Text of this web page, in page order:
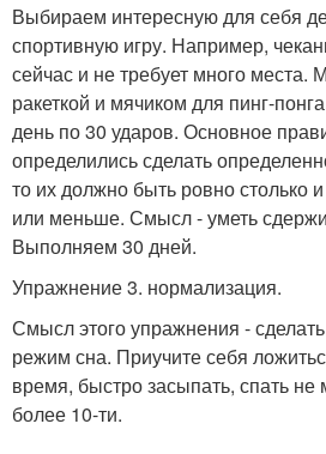
Выбираем интересную для себя
спортивную игру. Например,
сейчас и не требует много места.
ракеткой и мячиком для пинг-
день по 30 ударов. Основное
определились сделать
то их должно быть ровно столько
или меньше. Смысл - уметь
Выполняем 30 дней.
Упражнение 3. нормализация.
Смысл этого упражнения -
режим сна. Приучите себя
время, быстро засыпать, спать не
более 10-ти.